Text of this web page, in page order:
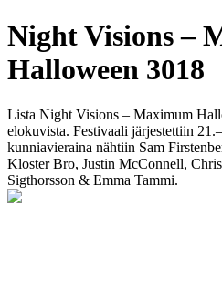
Night Visions –
Halloween 3018
Lista Night Visions – Maximum
elokuvista. Festivaali järjestettiin
kunniavieraina nähtiin Sam
Kloster Bro, Justin McConnell,
Sigthorsson & Emma Tammi.